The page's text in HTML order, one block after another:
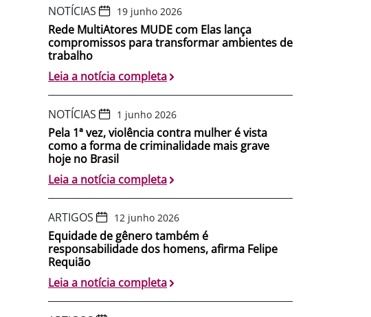
NOTÍCIAS 19 junho 2026
Rede MultiAtores MUDE com Elas lança
compromissos para transformar ambientes de
trabalho
Leia a notícia completa
NOTÍCIAS 1 junho 2026
Pela 1ª vez, violência contra mulher é vista
como a forma de criminalidade mais grave
hoje no Brasil
Leia a notícia completa
ARTIGOS 12 junho 2026
Equidade de gênero também é
responsabilidade dos homens, afirma Felipe
Requião
Leia a notícia completa